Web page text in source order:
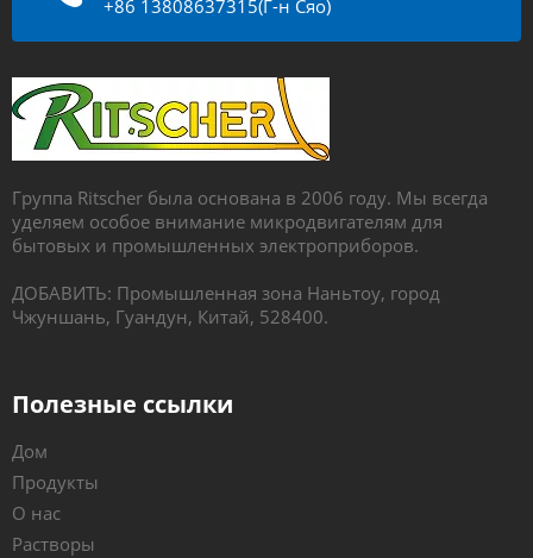
+86 13808637315(Г-н Сяо)
Группа Ritscher была основана в 2006 году. Мы всегда
уделяем особое внимание микродвигателям для
бытовых и промышленных электроприборов.
ДОБАВИТЬ: Промышленная зона Наньтоу, город
Чжуншань, Гуандун, Китай, 528400.
Полезные ссылки
Дом
Продукты
О нас
Растворы